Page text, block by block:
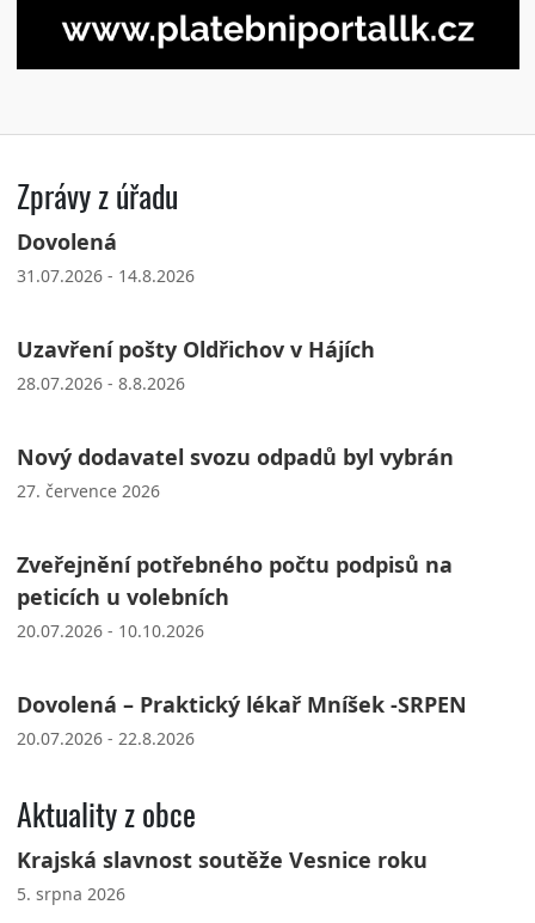
Zprávy z úřadu
Dovolená
31.07.2026 - 14.8.2026
Uzavření pošty Oldřichov v Hájích
28.07.2026 - 8.8.2026
Nový dodavatel svozu odpadů byl vybrán
27. července 2026
Zveřejnění potřebného počtu podpisů na
peticích u volebních
20.07.2026 - 10.10.2026
Dovolená – Praktický lékař Mníšek -SRPEN
20.07.2026 - 22.8.2026
Aktuality z obce
Krajská slavnost soutěže Vesnice roku
5. srpna 2026